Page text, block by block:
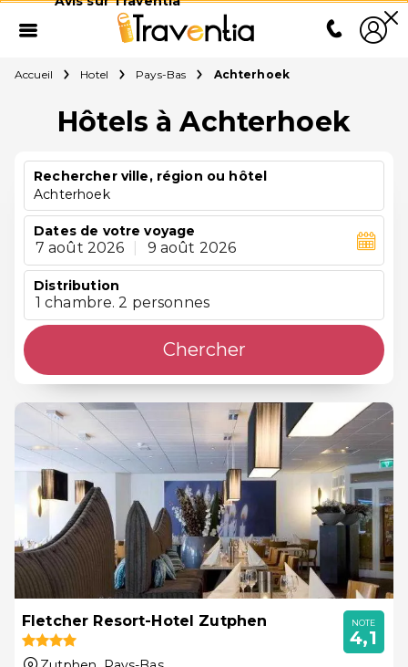
Accueil Hotel Pays-Bas Achterhoek
Hôtels à Achterhoek
Rechercher ville, région ou hôtel
Achterhoek
Dates de votre voyage
7 août 2026 9 août 2026
Distribution
1 chambre. 2 personnes
Chercher
Fletcher Resort-Hotel Zutphen NOTE
4,1